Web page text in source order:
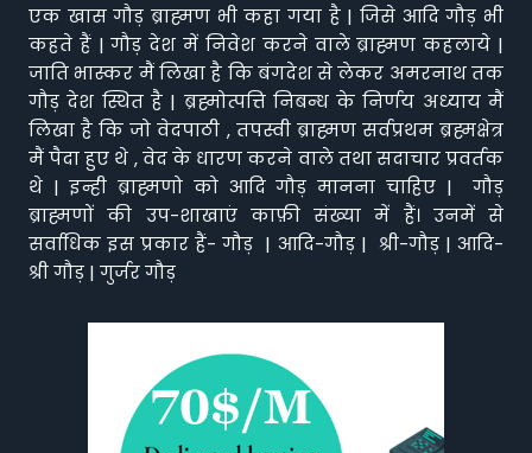
एक खास गौड़ ब्राह्मण भी कहा गया है | जिसे आदि गौड़ भी
कहते हैं | गौड़ देश में निवेश करने वाले ब्राह्मण कहलाये |
जाति भास्कर मैं लिखा है कि बंगदेश से लेकर अमरनाथ तक
गौड़ देश स्थित है | ब्रह्मोत्पत्ति निबन्ध के निर्णय अध्याय मैं
लिखा है कि जो वेदपाठी , तपस्वी ब्राह्मण सर्वप्रथम ब्रह्मक्षेत्र
मैं पैदा हुए थे , वेद के धारण करने वाले तथा सदाचार प्रवर्तक
थे | इन्ही ब्राह्मणो को आदि गौड़ मानना चाहिए | गौड़
ब्राह्मणों की उप-शाखाएं काफ़ी संख्या में हैं। उनमें से
सर्वाधिक इस प्रकार हैं- गौड़ | आदि-गौड़ | श्री-गौड़ | आदि-
श्री गौड़ | गुर्जर गौड़